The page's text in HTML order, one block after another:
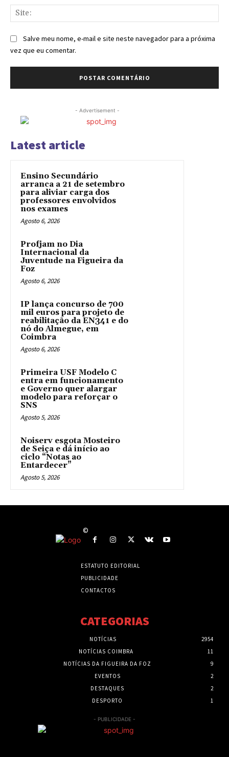
Salve meu nome, e-mail e site neste navegador para a próxima
vez que eu comentar.
- Advertisement -
Latest article
Ensino Secundário
arranca a 21 de setembro
para aliviar carga dos
professores envolvidos
nos exames
Agosto 6, 2026
Profjam no Dia
Internacional da
Juventude na Figueira da
Foz
Agosto 6, 2026
IP lança concurso de 700
mil euros para projeto de
reabilitação da EN341 e do
nó do Almegue, em
Coimbra
Agosto 6, 2026
Primeira USF Modelo C
entra em funcionamento
e Governo quer alargar
modelo para reforçar o
SNS
Agosto 5, 2026
Noiserv esgota Mosteiro
de Seiça e dá início ao
ciclo “Notas ao
Entardecer”
Agosto 5, 2026
©
ESTATUTO EDITORIAL
PUBLICIDADE
CONTACTOS
CATEGORIAS
NOTÍCIAS
2954
NOTÍCIAS COIMBRA
11
NOTÍCIAS DA FIGUEIRA DA FOZ
9
EVENTOS
2
DESTAQUES
2
DESPORTO
1
- PUBLICIDADE -